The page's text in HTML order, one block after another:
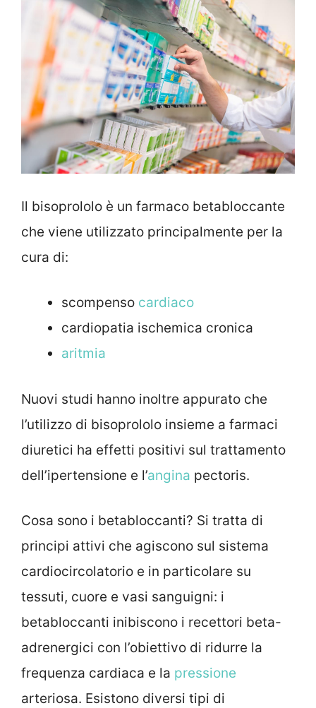
Il bisoprololo è un farmaco betabloccante
che viene utilizzato principalmente per la
cura di:
scompenso cardiaco
cardiopatia ischemica cronica
aritmia
Nuovi studi hanno inoltre appurato che
l’utilizzo di bisoprololo insieme a farmaci
diuretici ha effetti positivi sul trattamento
dell’ipertensione e l’angina pectoris.
Cosa sono i betabloccanti? Si tratta di
principi attivi che agiscono sul sistema
cardiocircolatorio e in particolare su
tessuti, cuore e vasi sanguigni: i
betabloccanti inibiscono i recettori beta-
adrenergici con l’obiettivo di ridurre la
frequenza cardiaca e la pressione
arteriosa. Esistono diversi tipi di